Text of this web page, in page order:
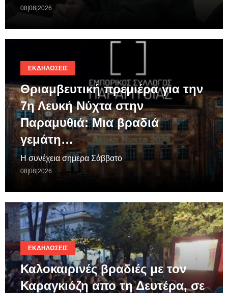
08|08|2026
ΕΚΔΗΛΏΣΕΙΣ
Θριαμβευτική πρεμιέρα για την
7η Λευκή Νύχτα στην
Παραμυθιά: Μια βραδιά
γεμάτη…
Η συνέχεια σημερα Σάββατο
08|08|2026
ΕΚΔΗΛΏΣΕΙΣ
Καλοκαιρινές βραδιές με τον
Καραγκιόζη απο τη Δευτέρα, σε